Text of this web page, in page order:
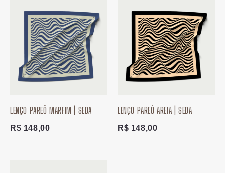
LENÇO PAREÔ MARFIM | SEDA
R$ 148,00
LENÇO PAREÔ AREIA | SEDA
R$ 148,00